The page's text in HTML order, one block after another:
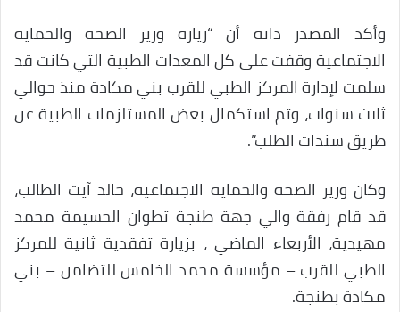
وأكد المصدر ذاته أن “زيارة وزير الصحة والحماية
الاجتماعية وقفت على كل المعدات الطبية التي كانت قد
سلمت لإدارة المركز الطبي للقرب بني مكادة منذ حوالي
ثلاث سنوات، وتم استكمال بعض المستلزمات الطبية عن
طريق سندات الطلب”.
وكان وزير الصحة والحماية الاجتماعية، خالد آيت الطالب،
قد قام رفقة والي جهة طنجة-تطوان-الحسيمة محمد
مهيدية، الأربعاء الماضي ، بزيارة تفقدية ثانية للمركز
الطبي للقرب – مؤسسة محمد الخامس للتضامن – بني
مكادة بطنجة.